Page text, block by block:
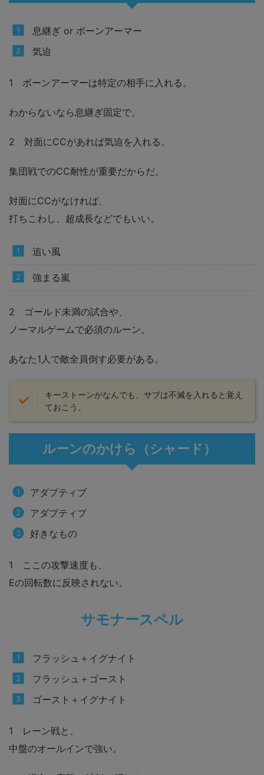
息継ぎ or ボーンアーマー
気迫
1 ボーンアーマーは特定の相手に入れる。
わからないなら息継ぎ固定で。
2 対面にCCがあれば気迫を入れる。
集団戦でのCC耐性が重要だからだ。
対面にCCがなければ、
打ちこわし、超成長などでもいい。
追い風
強まる嵐
2 ゴールド未満の試合や、
ノーマルゲームで必須のルーン。
あなた1人で敵全員倒す必要がある。
キーストーンがなんでも、サブは不滅を入れると覚え
ておこう。
ルーンのかけら（シャード）
アダプティブ
アダプティブ
好きなもの
1 ここの攻撃速度も、
Eの回転数に反映されない。
サモナースペル
フラッシュ＋イグナイト
フラッシュ＋ゴースト
ゴースト＋イグナイト
1 レーン戦と、
中盤のオールインで強い。